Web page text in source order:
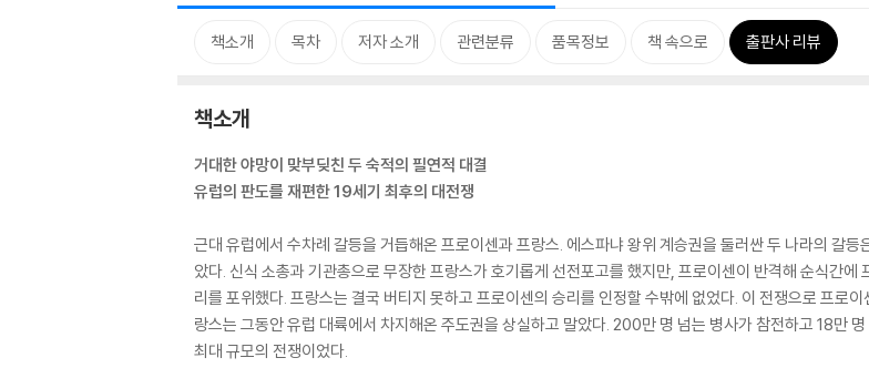
책소개 목차 저자 소개 관련분류 품목정보 책 속으로 출판사 리뷰
책소개
거대한 야망이 맞부딪친 두 숙적의 필연적 대결
유럽의 판도를 재편한 19세기 최후의 대전쟁
근대 유럽에서 수차례 갈등을 거듭해온 프로이센과 프랑스. 에스파냐 왕위 계승권을 둘러싼 두 나라의 갈
았다. 신식 소총과 기관총으로 무장한 프랑스가 호기롭게 선전포고를 했지만, 프로이센이 반격해 순식간
리를 포위했다. 프랑스는 결국 버티지 못하고 프로이센의 승리를 인정할 수밖에 없었다. 이 전쟁으로 프로
랑스는 그동안 유럽 대륙에서 차지해온 주도권을 상실하고 말았다. 200만 명 넘는 병사가 참전하고 18만
최대 규모의 전쟁이었다.